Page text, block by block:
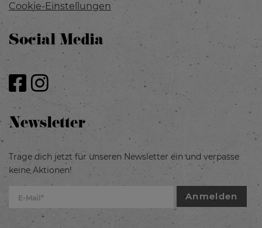
Cookie-Einstellungen
Social Media
Newsletter
Trage dich jetzt für unseren Newsletter ein und verpasse
keine Aktionen!
Anmelden